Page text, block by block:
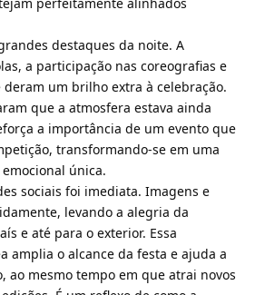
destaques da noite. A
a participação nas coreografias e
um brilho extra à celebração.
que a atmosfera estava ainda
a importância de um evento que
transformando-se em uma
única.
sociais foi imediata. Imagens e
levando a alegria da
e até para o exterior. Essa
amplia o alcance da festa e ajuda a
ao mesmo tempo em que atrai novos